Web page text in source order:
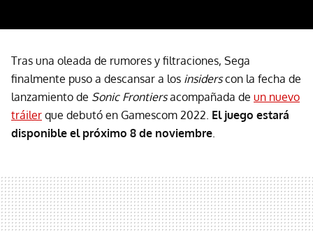
Tras una oleada de rumores y filtraciones, Sega
finalmente puso a descansar a los insiderscon la fecha de
lanzamiento de Sonic Frontiersacompañada de un nuevo
tráiler que debutó en Gamescom 2022. El juego estará
disponible el próximo 8 de noviembre